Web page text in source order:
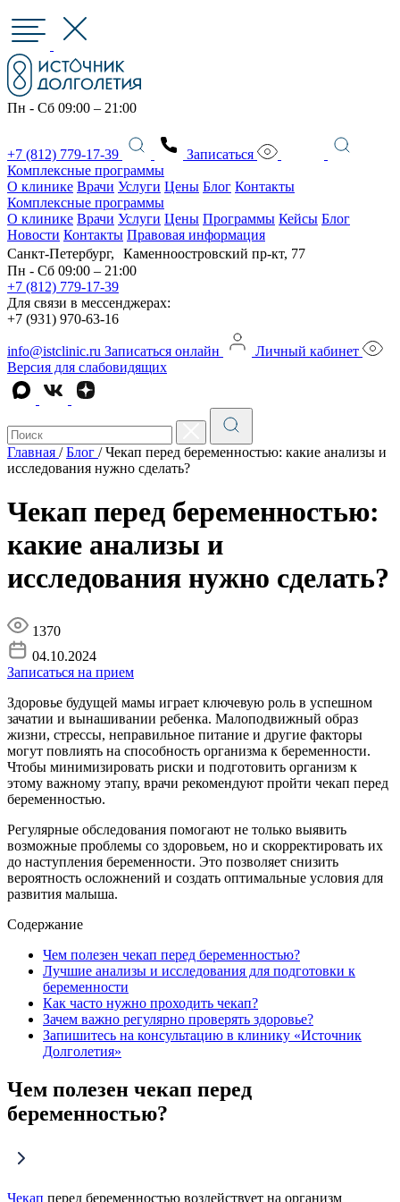
Пн - Сб 09:00 – 21:00
+7 (812) 779-17-39
Записаться
Комплексные программы
О клинике Врачи Услуги Цены Блог Контакты
Комплексные программы
О клинике Врачи Услуги Цены Программы Кейсы Блог
Новости Контакты Правовая информация
Санкт-Петербург, Каменноостровский пр-кт, 77
Пн - Сб 09:00 – 21:00
+7 (812) 779-17-39
Для связи в мессенджерах:
+7 (931) 970-63-16
info@istclinic.ru Записаться онлайн
Личный кабинет
Версия для слабовидящих
Главная / Блог / Чекап перед беременностью: какие анализы и
исследования нужно сделать?
Чекап перед беременностью:
какие анализы и
исследования нужно сделать?
1370
04.10.2024
Записаться на прием
Здоровье будущей мамы играет ключевую роль в успешном
зачатии и вынашивании ребенка. Малоподвижный образ
жизни, стрессы, неправильное питание и другие факторы
могут повлиять на способность организма к беременности.
Чтобы минимизировать риски и подготовить организм к
этому важному этапу, врачи рекомендуют пройти чекап перед
беременностью.
Регулярные обследования помогают не только выявить
возможные проблемы со здоровьем, но и скорректировать их
до наступления беременности. Это позволяет снизить
вероятность осложнений и создать оптимальные условия для
развития малыша.
Содержание
Чем полезен чекап перед беременностью?
Лучшие анализы и исследования для подготовки к
беременности
Как часто нужно проходить чекап?
Зачем важно регулярно проверять здоровье?
Запишитесь на консультацию в клинику «Источник
Долголетия»
Чем полезен чекап перед
беременностью?
Чекап перед беременностью воздействует на организм